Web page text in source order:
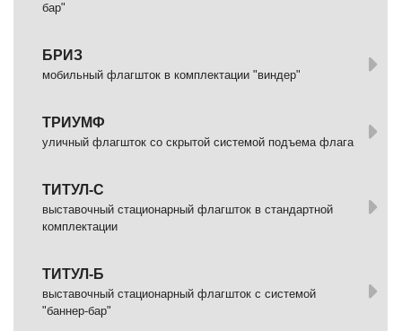
бар"
БРИЗ
мобильный флагшток в комплектации "виндер"
ТРИУМФ
уличный флагшток со скрытой системой подъема флага
ТИТУЛ-С
выставочный стационарный флагшток в стандартной
комплектации
ТИТУЛ-Б
выставочный стационарный флагшток с системой
"баннер-бар"